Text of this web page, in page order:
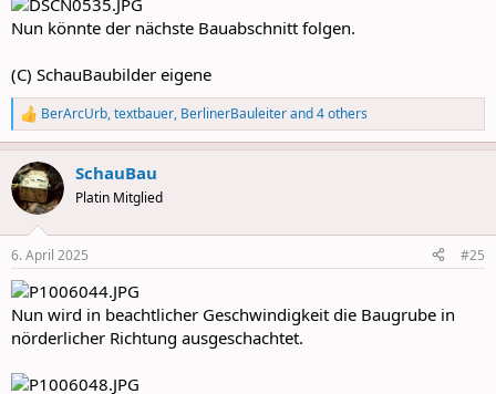
Nun könnte der nächste Bauabschnitt folgen.
(C) SchauBaubilder eigene
R
e
a
c
t
i
s
:
BerArcUrb,textbauer, BerlinerBauleiterand 4 others
SchauBau
Platin Mitglied
6. April 2025 #25
Nun wird in beachtlicher Geschwindigkeit die Baugrube in
nörderlicher Richtung ausgeschachtet.